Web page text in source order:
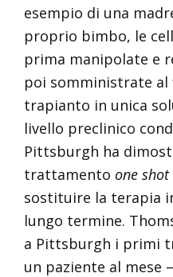
esempio di una
proprio bimbo, le
prima manipolate e
poi somministrate
trapianto in unica
livello preclinico
Pittsburgh ha
trattamento one shot
sostituire la terapia
lungo termine.
a Pittsburgh i primi
un paziente al mese